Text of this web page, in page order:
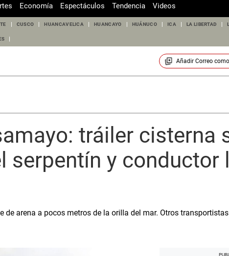
Economía Espectáculos Tendencia Videos
CUSCO HUANCAVELICA HUANCAYO HUÁNUCO ICA LA LIBERTAD
Añadir Correocomo
tráiler cisterna
serpentín y conductor
de arena a pocos metros de la orilla del mar. Otros